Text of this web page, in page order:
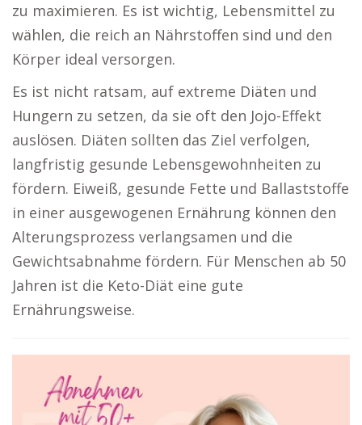
zu maximieren. Es ist wichtig, Lebensmittel zu
wählen, die reich an Nährstoffen sind und den
Körper ideal versorgen.
Es ist nicht ratsam, auf extreme Diäten und
Hungern zu setzen, da sie oft den Jojo-Effekt
auslösen. Diäten sollten das Ziel verfolgen,
langfristig gesunde Lebensgewohnheiten zu
fördern. Eiweiß, gesunde Fette und Ballaststoffe
in einer ausgewogenen Ernährung können den
Alterungsprozess verlangsamen und die
Gewichtsabnahme fördern. Für Menschen ab 50
Jahren ist die Keto-Diät eine gute
Ernährungsweise.